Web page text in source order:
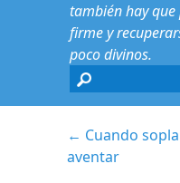
también hay
firme y
poco divinos.
← Cuando
aventar